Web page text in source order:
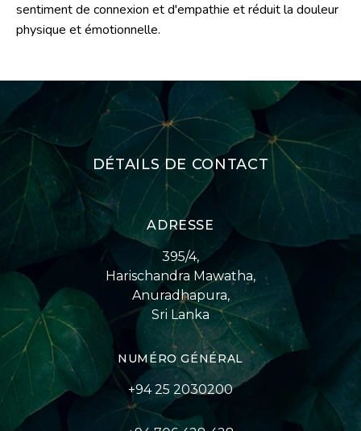
sentiment de connexion et d'empathie et réduit la douleur
physique et émotionnelle.
DÉTAILS DE CONTACT
ADRESSE
395/4,
Harischandra Mawatha,
Anuradhapura,
Sri Lanka
NUMÉRO GÉNÉRAL
+94 25 2030200